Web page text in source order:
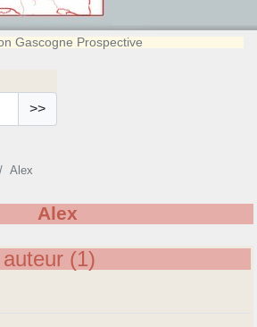
Gascogne Prospective
>>
Alex
Alex
(1)